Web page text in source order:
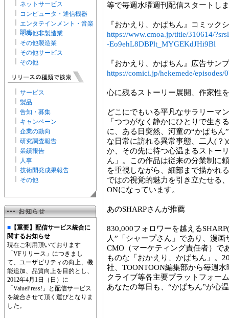
ネットサービス
コンピュータ・通信機器
エンタテインメント・音楽
関連
その他非製造業
その他製造業
その他サービス
その他
サービス
製品
告知・募集
キャンペーン
企業の動向
研究調査報告
業績報告
人事
技術開発成果報告
その他
■ 【重要】配信サービス統合に
関するお知らせ
現在ご利用頂いております
「VFリリース」につきまし
て、ユーザビリティの向上、機
能追加、品質向上を目的とし、
2012年4月1日（日）に
「ValuePress!」と配信サービス
を統合させて頂く運びとなりま
した。
等で毎週水曜週刊配信スタートし
『おかえり、かぱちん』コミック
https://www.cmoa.jp/title/310614/
-Eo9ehL8DBPlt_MYGEKdJHi9Bl
『おかえり、かぱちん』広告サン
https://comici.jp/hekemede/episodes/
心に残るストーリー展開、作家性
どこにでもいる平凡なサラリーマ
「つつがなく静かにひとりで生き
に、ある日突然、河童の“かぱち
な日常に訪れる異常事態、二人(？
か、その先に待つ心温まるストー
ん」。この作品は従来の分業制に
を重視しながら、細部まで描かれ
ではの視覚的魅力を引き立たせる
ONになっています。
あのSHARPさんが推薦
830,000フォロワーを越える
人”「シャープさん」であり、漫
CMO（マーケティング責任者）で
ものな「おかえり、かぱちん」。
社、TOONTOON編集部から毎週
クライブ等各主要プラットフォー
あなたの毎日も、“かぱちん”が心